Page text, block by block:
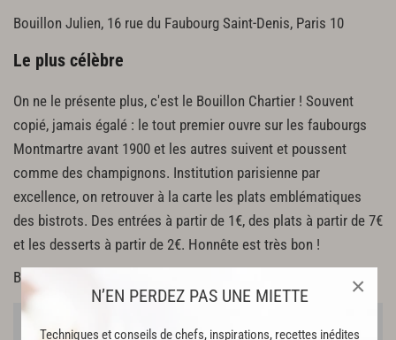
N’EN PERDEZ PAS UNE MIETTE
Techniques et conseils de chefs, inspirations, recettes inédites
×
Bouillon Julien, 16 rue du Faubourg Saint-Denis, Paris 10
Le plus célèbre
On ne le présente plus, c'est le Bouillon Chartier ! Souvent
copié, jamais égalé : le tout premier ouvre sur les faubourgs
Montmartre avant 1900 et les autres suivent et poussent
comme des champignons. Institution parisienne par
excellence, on retrouver à la carte les plats emblématiques
des bistrots. Des entrées à partir de 1€, des plats à partir de 7€
et les desserts à partir de 2€. Honnête est très bon !
Bouillon Chartier, 7 rue du Faubourg Montmartre, Paris 9